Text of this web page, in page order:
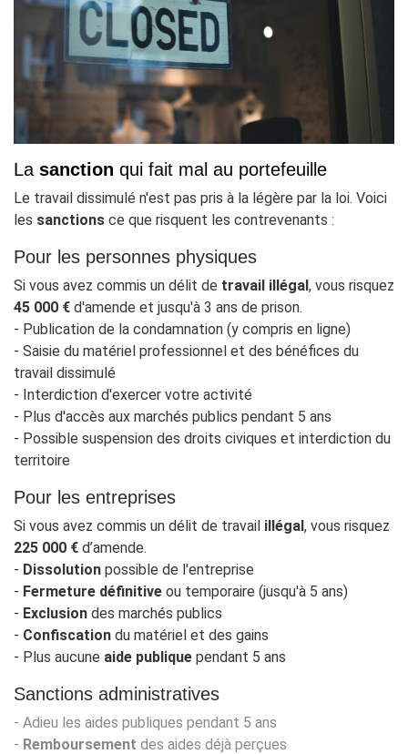
La sanction qui fait mal au portefeuille
Le travail dissimulé n'est pas pris à la légère par la loi. Voici
les sanctions ce que risquent les contrevenants :
Pour les personnes physiques
Si vous avez commis un délit de travail illégal, vous risquez
45 000 € d'amende et jusqu'à 3 ans de prison.
- Publication de la condamnation (y compris en ligne)
- Saisie du matériel professionnel et des bénéfices du
travail dissimulé
- Interdiction d'exercer votre activité
- Plus d'accès aux marchés publics pendant 5 ans
- Possible suspension des droits civiques et interdiction du
territoire
Pour les entreprises
Si vous avez commis un délit de travail illégal, vous risquez
225 000 € d’amende.
- Dissolution possible de l'entreprise
- Fermeture définitive ou temporaire (jusqu'à 5 ans)
- Exclusion des marchés publics
- Confiscation du matériel et des gains
- Plus aucune aide publique pendant 5 ans
Sanctions administratives
- Adieu les aides publiques pendant 5 ans
- Remboursement des aides déjà perçues